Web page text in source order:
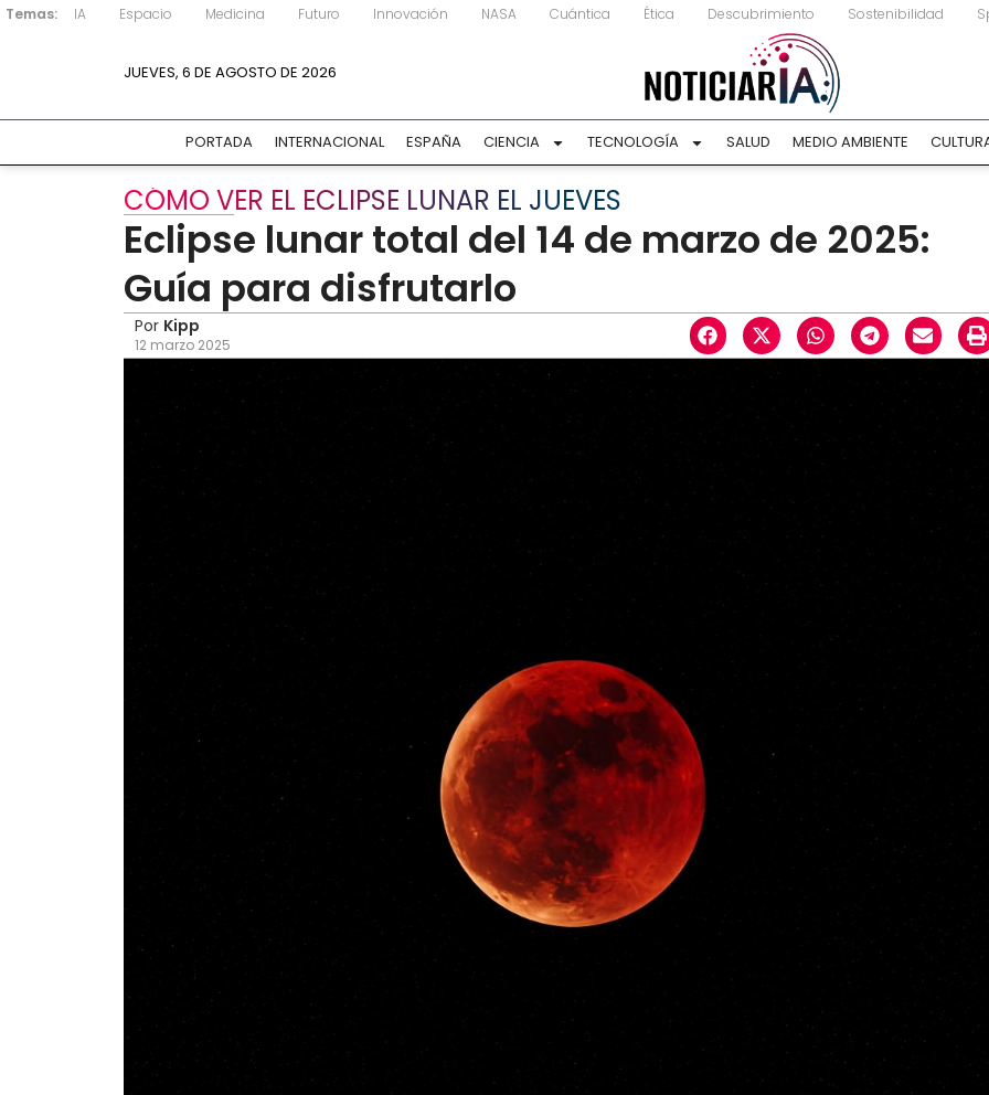
Temas: IA Espacio Medicina Futuro Innovación NASA Cuántica Ética Descubrimiento Sostenibilidad
JUEVES, 6 DE AGOSTO DE 2026
PORTADA INTERNACIONAL ESPAÑA CIENCIA TECNOLOGÍA SALUD MEDIO AMBIENTE
CÓMO VER EL ECLIPSE LUNAR EL JUEVES
Eclipse lunar total del 14 de marzo de 2025:
Guía para disfrutarlo
Por Kipp
12 marzo 2025